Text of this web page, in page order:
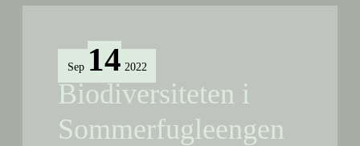
Sep 14 2022
Biodiversiteten i
Sommerfugleengen